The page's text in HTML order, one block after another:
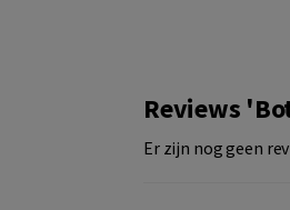
Reviews
Er zijn nog geen